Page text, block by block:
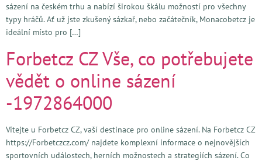
sázení na českém trhu a nabízí širokou škálu možností pro všechny
typy hráčů. Ať už jste zkušený sázkař, nebo začátečník, Monacobetcz je
ideální místo pro […]
Forbetcz CZ Vše, co potřebujete
vědět o online sázení
-1972864000
Vítejte u Forbetcz CZ, vaší destinace pro online sázení. Na Forbetcz CZ
https://Forbetczcz.com/ najdete komplexní informace o nejnovějších
sportovních událostech, herních možnostech a strategiích sázení. Co